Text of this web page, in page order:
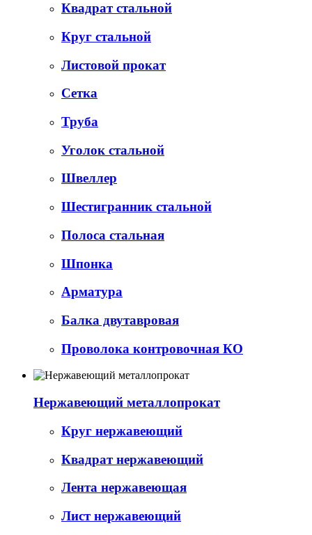
Квадрат стальной
Круг стальной
Листовой прокат
Сетка
Труба
Уголок стальной
Швеллер
Шестигранник стальной
Полоса стальная
Шпонка
Арматура
Балка двутавровая
Проволока контровочная КО
Нержавеющий металлопрокат
Круг нержавеющий
Квадрат нержавеющий
Лента нержавеющая
Лист нержавеющий